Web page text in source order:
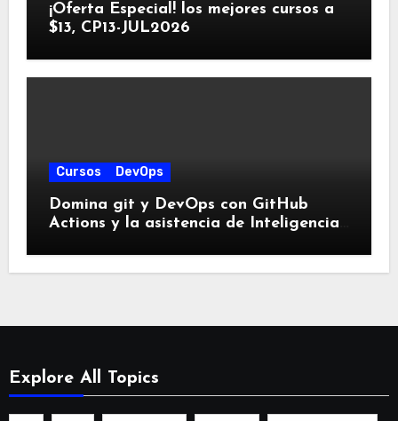
¡Oferta Especial! los mejores cursos a
$13, CP13-JUL2026
Cursos DevOps
Domina git y DevOps con GitHub
Actions y la asistencia de Inteligencia
con este Curso Práctico
Explore All Topics